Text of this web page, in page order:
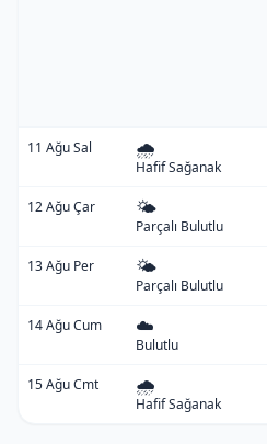
11 Ağu Sal 🌧️
Hafif Sağanak
12 Ağu Çar 🌤️
Parçalı Bulutlu
13 Ağu Per 🌤️
Parçalı Bulutlu
14 Ağu Cum ☁️
Bulutlu
15 Ağu Cmt 🌧️
Hafif Sağanak